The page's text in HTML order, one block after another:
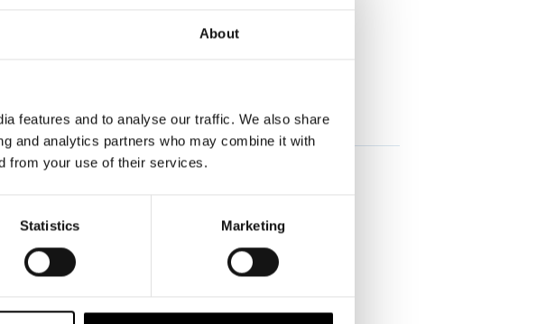
About
features and to analyse our traffic. We also share
and analytics partners who may combine it with
from your use of their services.
Statistics Marketing